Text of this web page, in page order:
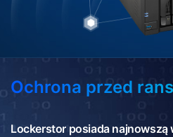
Ochrona przed
Lockerstor posiada najnowszą